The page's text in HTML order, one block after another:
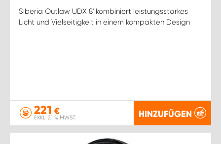
Siberia Outlaw UDX 8' kombiniert leistungsstarkes
Licht und Vielseitigkeit in einem kompakten Design
221 €
EXKL. 21 % MWST. HINZUFÜGEN